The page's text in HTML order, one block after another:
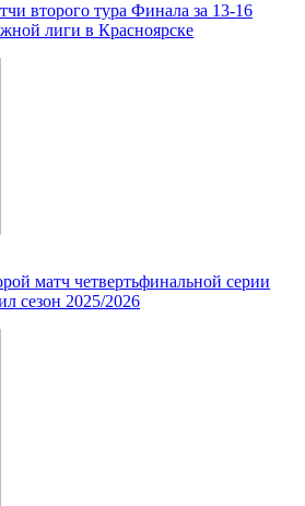
второго тура Финала за 13-16
лиги в Красноярске
матч четвертьфинальной серии
сезон 2025/2026